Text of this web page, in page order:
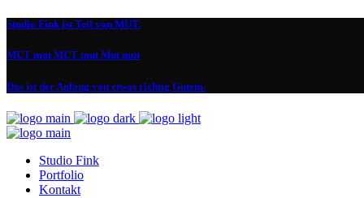
Studio Fink ist Teil von MUT.
MUT mut MUT mut Mut mut
Das ist der Anfang von etwas richtig Gutem.
Studio Fink
Portfolio
Kontakt